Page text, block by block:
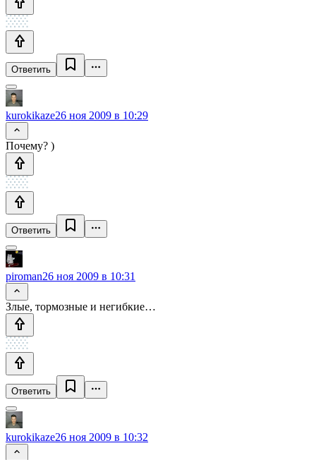
Ответить
kurokikaze26 ноя 2009 в 10:29
Почему? )
Ответить
piroman26 ноя 2009 в 10:31
Злые, тормозные и негибкие…
Ответить
kurokikaze26 ноя 2009 в 10:32